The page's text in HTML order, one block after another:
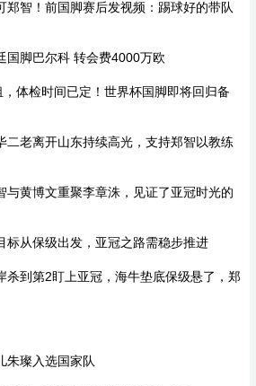
郑智！前国脚赛后发视频：踢球好的带队
国脚巴尔科 转会费4000万欧
体检时间已定！世界杯国脚即将回归备
二老离开山东持续高光，支持郑智以教练
与黄博文重聚李章洙，见证了亚冠时光的
标从保级出发，亚冠之路需稳步推进
杀到第2盯上亚冠，海牛垫底保级悬了，郑
朱璨入选国家队